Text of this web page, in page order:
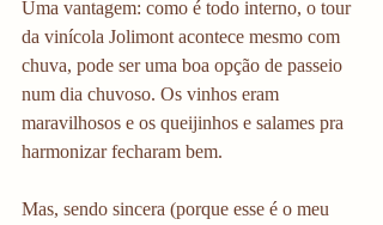
Uma vantagem: como é todo interno, o tour
da vinícola Jolimont acontece mesmo com
chuva, pode ser uma boa opção de passeio
num dia chuvoso. Os vinhos eram
maravilhosos e os queijinhos e salames pra
harmonizar fecharam bem.
Mas, sendo sincera (porque esse é o meu